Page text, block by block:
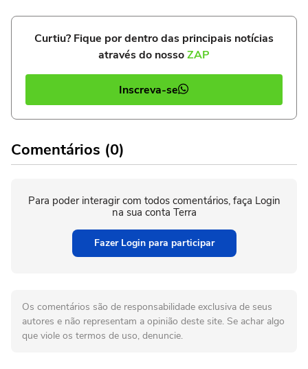
Curtiu? Fique por dentro das principais notícias
através do nossoZAP
Inscreva-se
Comentários (0)
Para poder interagir com todos comentários, faça Login
na sua conta Terra
Fazer Login para participar
Os comentários são de responsabilidade exclusiva de seus
autores e não representam a opinião deste site. Se achar algo
que viole os termos de uso, denuncie.